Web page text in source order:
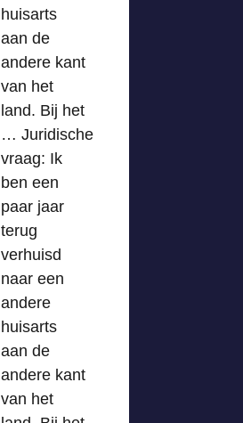
huisarts
aan de
andere kant
van het
land. Bij het
… Juridische
vraag: Ik
ben een
paar jaar
terug
verhuisd
naar een
andere
huisarts
aan de
andere kant
van het